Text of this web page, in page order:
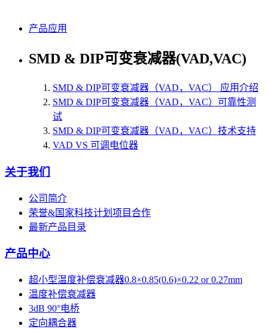
产品应用
SMD & DIP可变衰减器(VAD,VAC)
SMD & DIP可变衰减器（VAD，VAC） 应用介绍
SMD & DIP可变衰减器（VAD，VAC）可靠性测
试
SMD & DIP可变衰减器（VAD，VAC）技术支持
VAD VS 可调电位器
关于我们
公司简介
荣誉&国家科技计划项目合作
最新产品目录
产品中心
超小型温度补偿衰减器0.8×0.85(0.6)×0.22 or 0.27mm
温度补偿衰减器
3dB 90°电桥
定向耦合器